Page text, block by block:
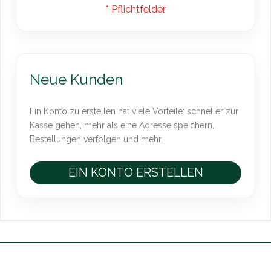
Neue Kunden
Ein Konto zu erstellen hat viele Vorteile: schneller zur
Kasse gehen, mehr als eine Adresse speichern,
Bestellungen verfolgen und mehr.
EIN KONTO ERSTELLEN